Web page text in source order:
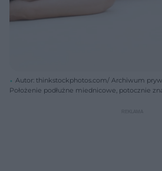
Autor: thinkstockphotos.com/ Archiwum
Położenie podłużne miednicowe, potocznie
przyjmuje pozycję pionową, ale głowę ma w